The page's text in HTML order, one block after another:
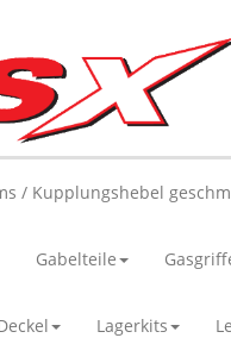
/ Kupplungshebel
Gabelteile
Lagerkits